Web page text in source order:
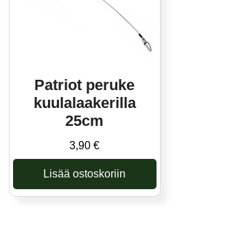
Patriot peruke
kuulalaakerilla
25cm
3,90€
Lisää ostoskoriin